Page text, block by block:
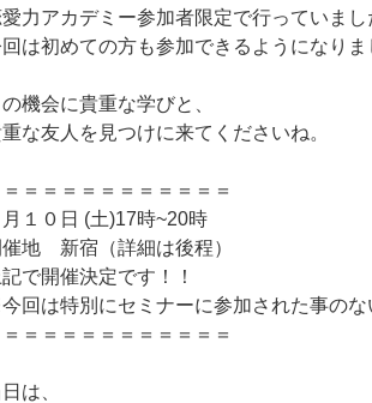
力アカデミー参加者限定で行っていまし
は初めての方も参加できるようになりま
の機会に貴重な学びと、
な友人を見つけに来てくださいね。
＝＝＝＝＝＝＝＝＝＝＝＝
月１０日 (土)17時~20時
催地 新宿（詳細は後程）
記で開催決定です！！
回は特別にセミナーに参加された事のな
＝＝＝＝＝＝＝＝＝＝＝＝
は、